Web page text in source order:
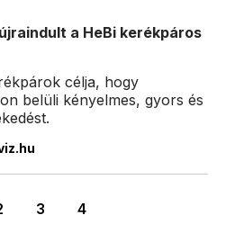
a HeBi kerékpáros
célja, hogy
belüli kényelmes, gyors és
3 4